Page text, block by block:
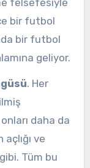
bir futbol
bir futbol
geliyor.
. Her
daha da
ve
Tüm bu